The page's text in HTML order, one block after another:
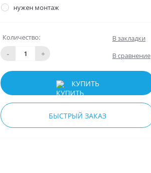
нужен монтаж
Количество:
-
+
В закладки
В сравнение
КУПИТЬ
БЫСТРЫЙ ЗАКАЗ